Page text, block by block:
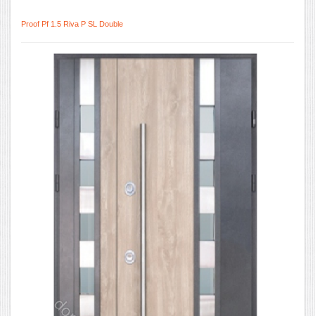
Proof Pf 1.5 Riva P SL Double